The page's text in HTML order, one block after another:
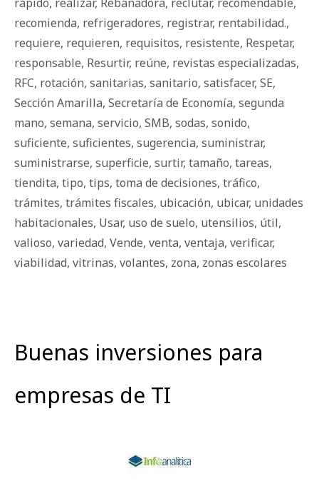
recomienda, refrigeradores, registrar, rentabilidad.,
requiere, requieren, requisitos, resistente, Respetar,
responsable, Resurtir, reúne, revistas especializadas,
RFC, rotación, sanitarias, sanitario, satisfacer, SE,
Sección Amarilla, Secretaría de Economía, segunda
mano, semana, servicio, SMB, sodas, sonido,
suficiente, suficientes, sugerencia, suministrar,
suministrarse, superficie, surtir, tamaño, tareas,
tiendita, tipo, tips, toma de decisiones, tráfico,
trámites, trámites fiscales, ubicación, ubicar, unidades
habitacionales, Usar, uso de suelo, utensilios, útil,
valioso, variedad, Vende, venta, ventaja, verificar,
viabilidad, vitrinas, volantes, zona, zonas escolares
Buenas inversiones para
empresas de TI